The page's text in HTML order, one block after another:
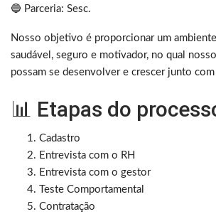
🔵 Parceria: Sesc.
Nosso objetivo é proporcionar um
saudável, seguro e motivador, no qual
possam se desenvolver e crescer junto com
📊 Etapas do
Cadastro
Entrevista com o RH
Entrevista com o gestor
Teste Comportamental
Contratação